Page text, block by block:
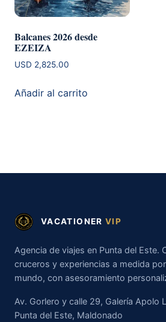
Balcanes 2026 desde
EZEIZA
USD 2,825.00
Añadir al carrito
VACATIONER VIP
Agencia de viajes en Punta del Este.
cruceros y experiencias a medida
mundo, con asesoramiento
Av. Gorlero y calle 29, Galería Apolo
Punta del Este, Maldonado